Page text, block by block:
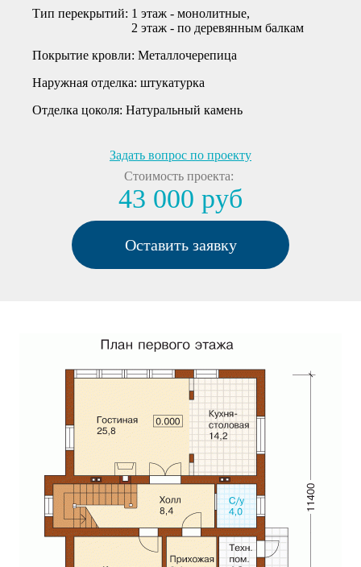
Тип перекрытий: 1 этаж - монолитные
2 этаж - по деревянным балкам
Покрытие кровли: Металлочерепица
Наружная отделка: штукатурка
Отделка цоколя: Натуральный камень
Задать вопрос по проекту
Стоимость проекта:
43 000 руб
Оставить заявку